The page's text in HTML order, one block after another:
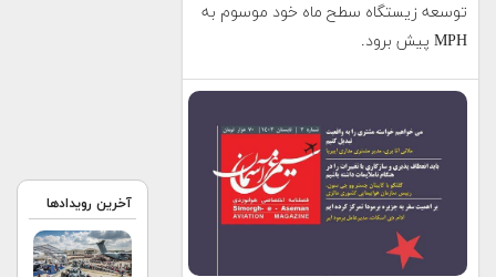
توسعه زیستگاه سطح ماه خود موسوم به
MPH پیش برود.
آخرین رویدادها